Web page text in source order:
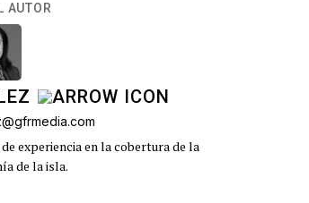
AUTOR
experiencia en la cobertura de la
de la isla.